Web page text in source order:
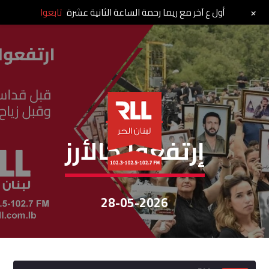
إرتفعوا كالأرز
إرتفعوا كالأرز
28-05-2026
أول ع آخر مع ريما رحمة الساعة الثانية عشرة تابعوا +